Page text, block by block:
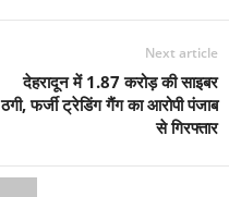
Next article
देहरादून में 1.87 करोड़ की साइबर
ठगी, फर्जी ट्रेडिंग गैंग का आरोपी पंजाब
से गिरफ्तार